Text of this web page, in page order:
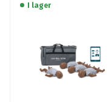
I lager